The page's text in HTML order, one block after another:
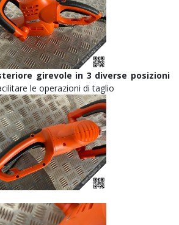
girevole in 3 diverse posizioni
le operazioni di taglio